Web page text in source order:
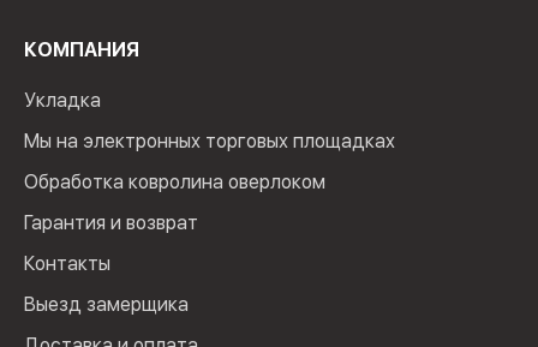
КОМПАНИЯ
Укладка
Мы на электронных торговых площадках
Обработка ковролина оверлоком
Гарантия и возврат
Контакты
Выезд замерщика